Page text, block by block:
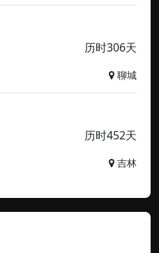
历时306天
聊城
历时452天
吉林